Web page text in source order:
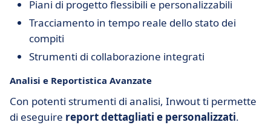
Piani di progetto flessibili e personalizzabili
Tracciamento in tempo reale dello stato dei
compiti
Strumenti di collaborazione integrati
Analisi e Reportistica Avanzate
Con potenti strumenti di analisi, Inwout ti permette
di eseguire report dettagliati e personalizzati.